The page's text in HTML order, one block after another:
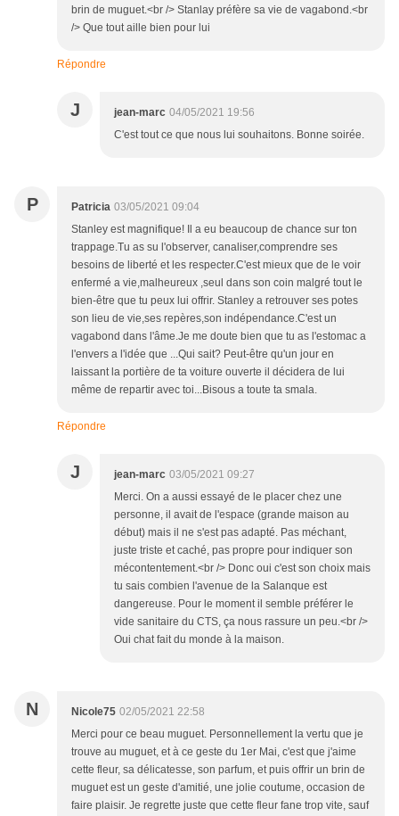
brin de muguet.<br /> Stanlay préfère sa vie de vagabond.<br
/> Que tout aille bien pour lui
Répondre
J jean-marc 04/05/2021 19:56
C'est tout ce que nous lui souhaitons. Bonne soirée.
P Patricia 03/05/2021 09:04
Stanley est magnifique! Il a eu beaucoup de chance sur ton
trappage.Tu as su l'observer, canaliser,comprendre ses
besoins de liberté et les respecter.C'est mieux que de le voir
enfermé a vie,malheureux ,seul dans son coin malgré tout le
bien-être que tu peux lui offrir. Stanley a retrouver ses potes
son lieu de vie,ses repères,son indépendance.C'est un
vagabond dans l'âme.Je me doute bien que tu as l'estomac a
l'envers a l'idée que ...Qui sait? Peut-être qu'un jour en
laissant la portière de ta voiture ouverte il décidera de lui
même de repartir avec toi...Bisous a toute ta smala.
Répondre
J jean-marc 03/05/2021 09:27
Merci. On a aussi essayé de le placer chez une
personne, il avait de l'espace (grande maison au
début) mais il ne s'est pas adapté. Pas méchant,
juste triste et caché, pas propre pour indiquer son
mécontentement.<br /> Donc oui c'est son choix mais
tu sais combien l'avenue de la Salanque est
dangereuse. Pour le moment il semble préférer le
vide sanitaire du CTS, ça nous rassure un peu.<br />
Oui chat fait du monde à la maison.
N Nicole75 02/05/2021 22:58
Merci pour ce beau muguet. Personnellement la vertu que je
trouve au muguet, et à ce geste du 1er Mai, c'est que j'aime
cette fleur, sa délicatesse, son parfum, et puis offrir un brin de
muguet est un geste d'amitié, une jolie coutume, occasion de
faire plaisir. Je regrette juste que cette fleur fane trop vite, sauf